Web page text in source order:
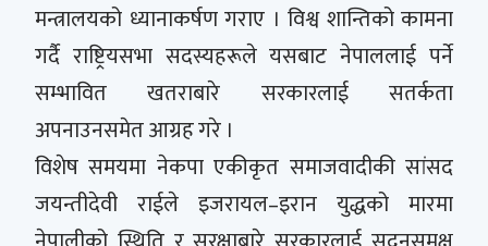
मन्त्रालयको ध्यानाकर्षण गराए । विश्व शान्तिको कामना
गर्दै राष्ट्रियसभा सदस्यहरूले यसबाट नेपाललाई पर्ने
सम्भावित खतराबारे सरकारलाई सतर्कता
अपनाउनसमेत आग्रह गरे ।
विशेष समयमा नेकपा एकीकृत समाजवादीकी सांसद
जयन्तीदेवी राईले इजरायल–इरान युद्धको मारमा